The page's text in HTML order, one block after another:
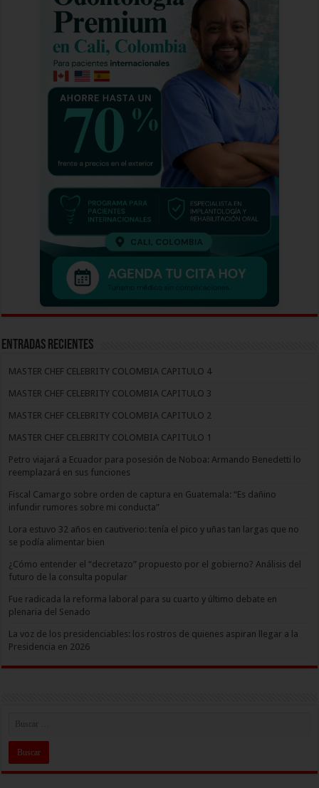
Entradas recientes
MASTER CHEF CELEBRITY COLOMBIA CAPITULO 4
MASTER CHEF CELEBRITY COLOMBIA CAPITULO 3
MASTER CHEF CELEBRITY COLOMBIA CAPITULO 2
MASTER CHEF CELEBRITY COLOMBIA CAPITULO 1
Petro viajará a Ecuador para posesión de Noboa: Armando Benedetti lo
reemplazará en sus funciones
Fiscal Camargo sobre orden de captura en Guatemala: “Es dañino
infundir rumores sobre mi conducta”
Lora estuvo 32 años en cautiverio: tenía el pico y uñas tan largas que no
se podía alimentar bien
¿Cómo entender el “decretazo” propuesto por el gobierno? Análisis del
futuro de la consulta popular
Fue radicada la reforma laboral para su cuarto y último debate en
plenaria del Senado
La voz de los presidenciables: los rostros de quienes aspiran llegar a la
Presidencia en 2026